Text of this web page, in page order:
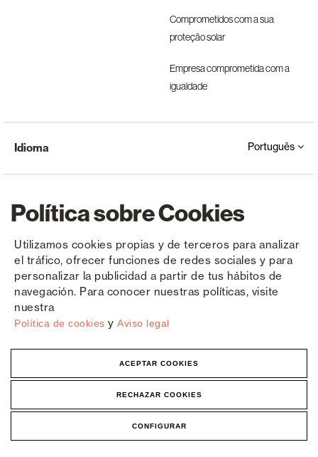
Política sobre Cookies
Utilizamos cookies propias y de terceros para analizar
el tráfico, ofrecer funciones de redes sociales y para
personalizar la publicidad a partir de tus hábitos de
navegación. Para conocer nuestras políticas, visite
nuestra
Política de cookies y Aviso legal
ACEPTAR COOKIES
RECHAZAR COOKIES
CONFIGURAR
Comprometidos com a sua
proteção solar
Empresa comprometida com a
igualdade
Copyright © Saxun 2023 - 2026 Política de privacidade Aviso Legal Cookies
Idioma Português